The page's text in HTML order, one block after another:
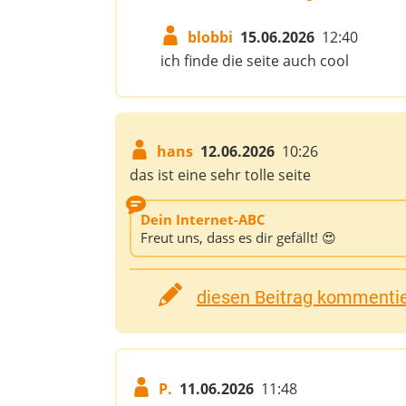
blobbi 15.06.2026 12:40
ich finde die seite auch cool
hans 12.06.2026 10:26
das ist eine sehr tolle seite
Dein Internet-ABC
Freut uns, dass es dir gefällt! 😍
diesen Beitrag
P. 11.06.2026 11:48